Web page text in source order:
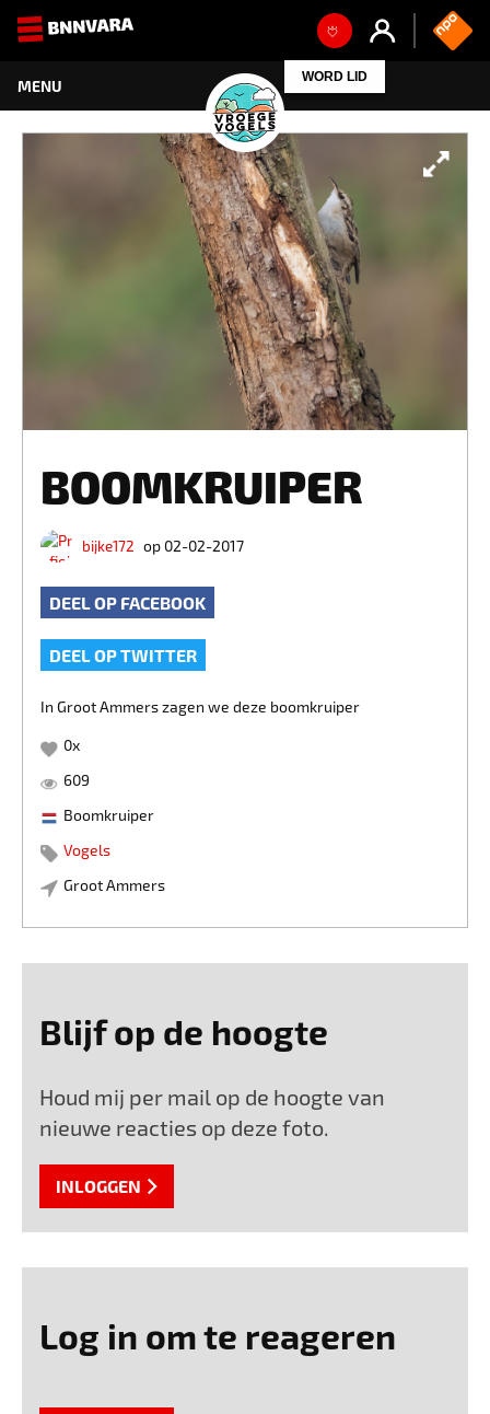
WORD LID
BOOMKRUIPER
bijke172 op 02-02-2017
DEEL OP FACEBOOK
DEEL OP TWITTER
In Groot Ammers zagen we deze boomkruiper
0x
609
Boomkruiper
Vogels
Groot Ammers
Blijf op de hoogte
Houd mij per mail op de hoogte van
nieuwe reacties op deze foto.
INLOGGEN
Log in om te reageren